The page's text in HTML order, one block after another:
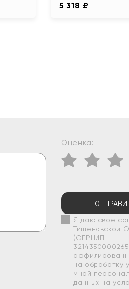
5 318 ₽
Оценка:
Я даю свое
Тишеновской
(ОГРНИП
на обработку
мной
данных на